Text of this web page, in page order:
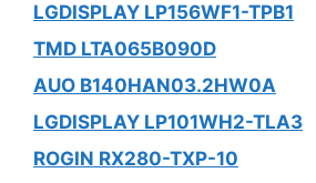
LGDISPLAY LP156WF1-TPB1
TMD LTA065B090D
AUO B140HAN03.2HW0A
LGDISPLAY LP101WH2-TLA3
ROGIN RX280-TXP-10